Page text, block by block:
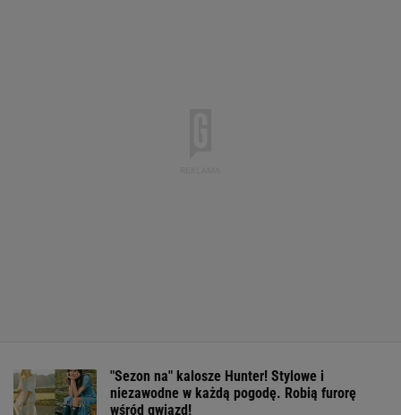
"Sezon na" kalosze Hunter! Stylowe i
niezawodne w każdą pogodę. Robią furorę
wśród gwiazd!